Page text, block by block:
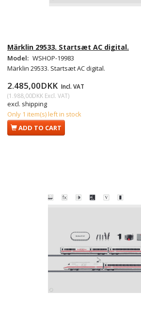
Märklin 29533. Startsæt AC digital.
Model: WSHOP-19983
Märklin 29533. Startsæt AC digital.
2.485,00DKK Incl. VAT
(1.988,00DKK Excl. VAT)
excl. shipping
Only 1 item(s) left in stock
ADD TO CART